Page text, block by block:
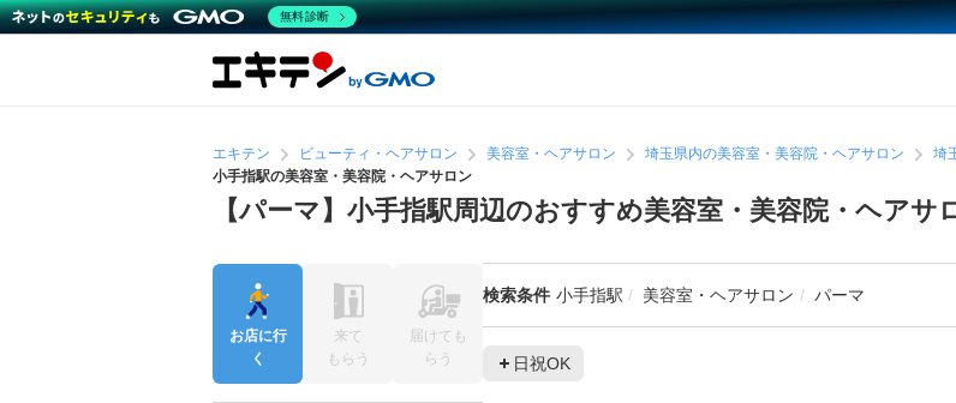
エキテン ビューティ・ヘアサロン 美容室・ヘアサロン 埼玉県内の美容室・美容院・ヘアサロン
埼
小手指駅の美容室・美容院・ヘアサロン
【パーマ】小手指駅周辺のおすすめ美容室・美容院・ヘアサ
検索条件 小手指駅 美容室・ヘアサロン パーマ
日祝OK
お店に行
く
来て
もらう
届けても
らう
無料診断